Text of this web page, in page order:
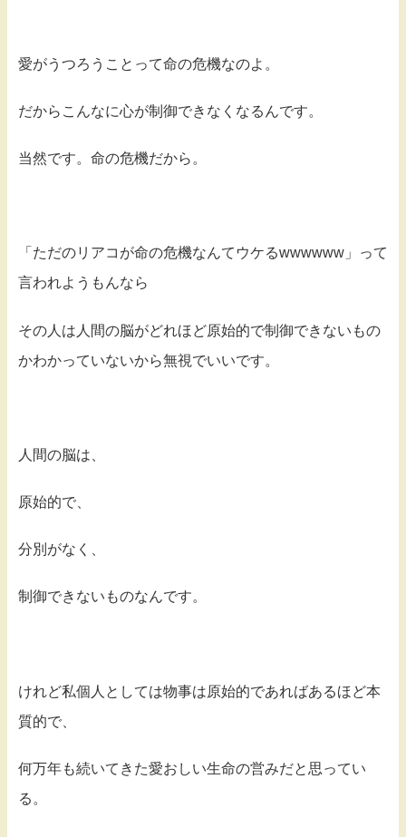
愛がうつろうことって命の危機なのよ。
だからこんなに心が制御できなくなるんです。
当然です。命の危機だから。
「ただのリアコが命の危機なんてウケるwwwwww」って
言われようもんなら
その人は人間の脳がどれほど原始的で制御できないもの
かわかっていないから無視でいいです。
人間の脳は、
原始的で、
分別がなく、
制御できないものなんです。
けれど私個人としては物事は原始的であればあるほど本
質的で、
何万年も続いてきた愛おしい生命の営みだと思ってい
る。